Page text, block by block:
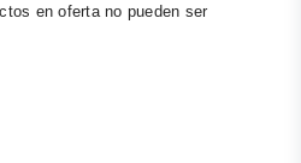
en oferta no pueden ser